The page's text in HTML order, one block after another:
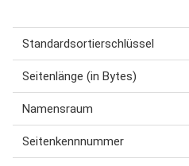
Standardsortierschlüssel
Seitenlänge (in Bytes)
Namensraum
Seitenkennnummer